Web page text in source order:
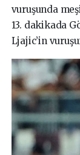
vuruşunda
13. dakikada
Ljajic’in